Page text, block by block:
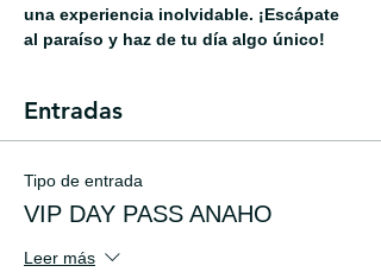
una experiencia inolvidable. ¡Escápate
al paraíso y haz de tu día algo único!
Entradas
Tipo de entrada
VIP DAY PASS ANAHO
Leer más